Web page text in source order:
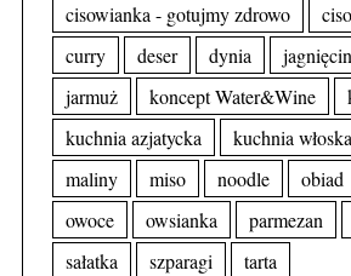
cisowianka - gotujmy zdrowo
curry
deser dynia
jarmuż
koncept Water&Wine
kuchnia azjatycka
kuchnia włoska
maliny
miso noodle obiad
owoce
owsianka parmezan
sałatka
szparagi
tarta